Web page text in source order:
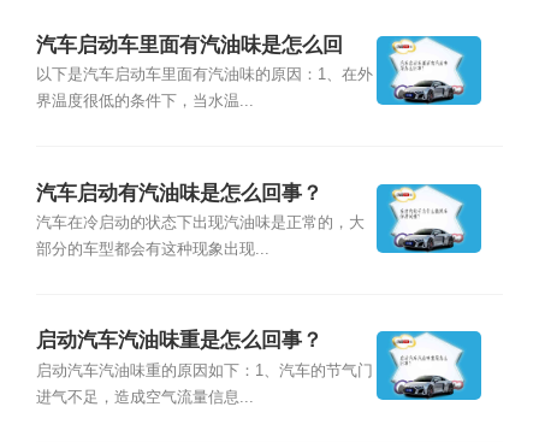
汽车启动车里面有汽油味是怎么回
事？
以下是汽车启动车里面有汽油味的原因：1、在外
界温度很低的条件下，当水温...
汽车启动有汽油味是怎么回事？
汽车在冷启动的状态下出现汽油味是正常的，大
部分的车型都会有这种现象出现...
启动汽车汽油味重是怎么回事？
启动汽车汽油味重的原因如下：1、汽车的节气门
进气不足，造成空气流量信息...